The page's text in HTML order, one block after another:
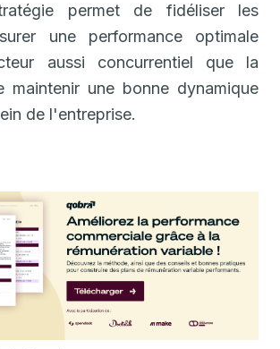
permet de fidéliser les
une performance optimale
aussi concurrentiel que la
maintenir une bonne dynamique
de l'entreprise.